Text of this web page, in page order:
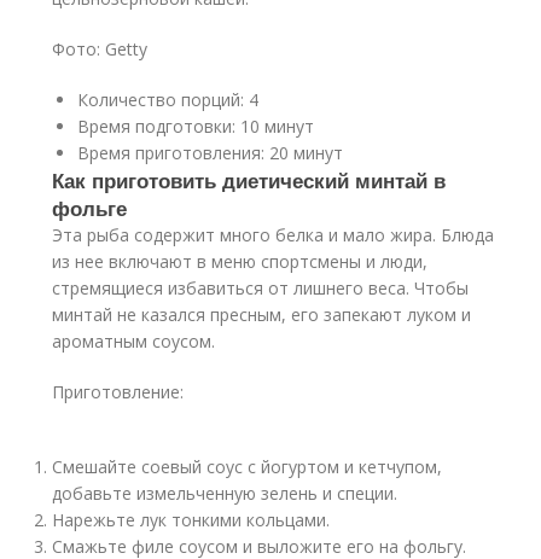
Фото: Getty
Количество порций: 4
Время подготовки: 10 минут
Время приготовления: 20 минут
Как приготовить диетический минтай в
фольге
Эта рыба содержит много белка и мало жира. Блюда
из нее включают в меню спортсмены и люди,
стремящиеся избавиться от лишнего веса. Чтобы
минтай не казался пресным, его запекают луком и
ароматным соусом.
Приготовление:
Смешайте соевый соус с йогуртом и кетчупом,
добавьте измельченную зелень и специи.
Нарежьте лук тонкими кольцами.
Смажьте филе соусом и выложите его на фольгу.